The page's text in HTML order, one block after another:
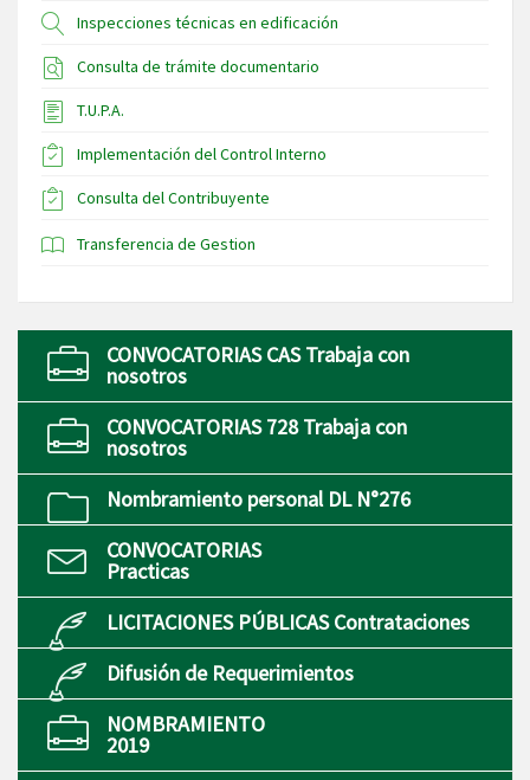
Inspecciones técnicas en edificación
Consulta de trámite documentario
T.U.P.A.
Implementación del Control Interno
Consulta del Contribuyente
Transferencia de Gestion
CONVOCATORIAS CAS Trabaja con
nosotros
CONVOCATORIAS 728 Trabaja con
nosotros
Nombramiento personal DL N°276
CONVOCATORIAS
Practicas
LICITACIONES PÚBLICAS Contrataciones
Difusión de Requerimientos
NOMBRAMIENTO
2019